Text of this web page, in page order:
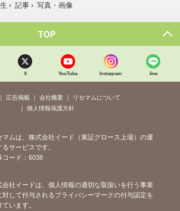
› 記事 › 写真・画像
TOP
X YouTube Instagram line
広告掲載 会社概要
リセマムについて
個人情報保護方針
マムは、株式会社イード（東証グロース上場）の運
るサービスです。
コード：6038
会社イードは、個人情報の適切な取扱いを行う事業
対して付与されるプライバシーマークの付与認定を
ています。